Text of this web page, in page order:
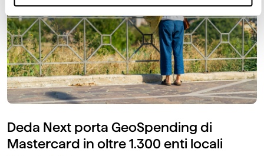
Deda Next porta GeoSpending di
Mastercard in oltre 1.300 enti locali